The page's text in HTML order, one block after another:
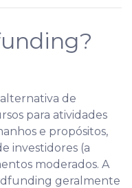
de
para atividades
e propósitos,
investidores (a
moderados. A
geralmente